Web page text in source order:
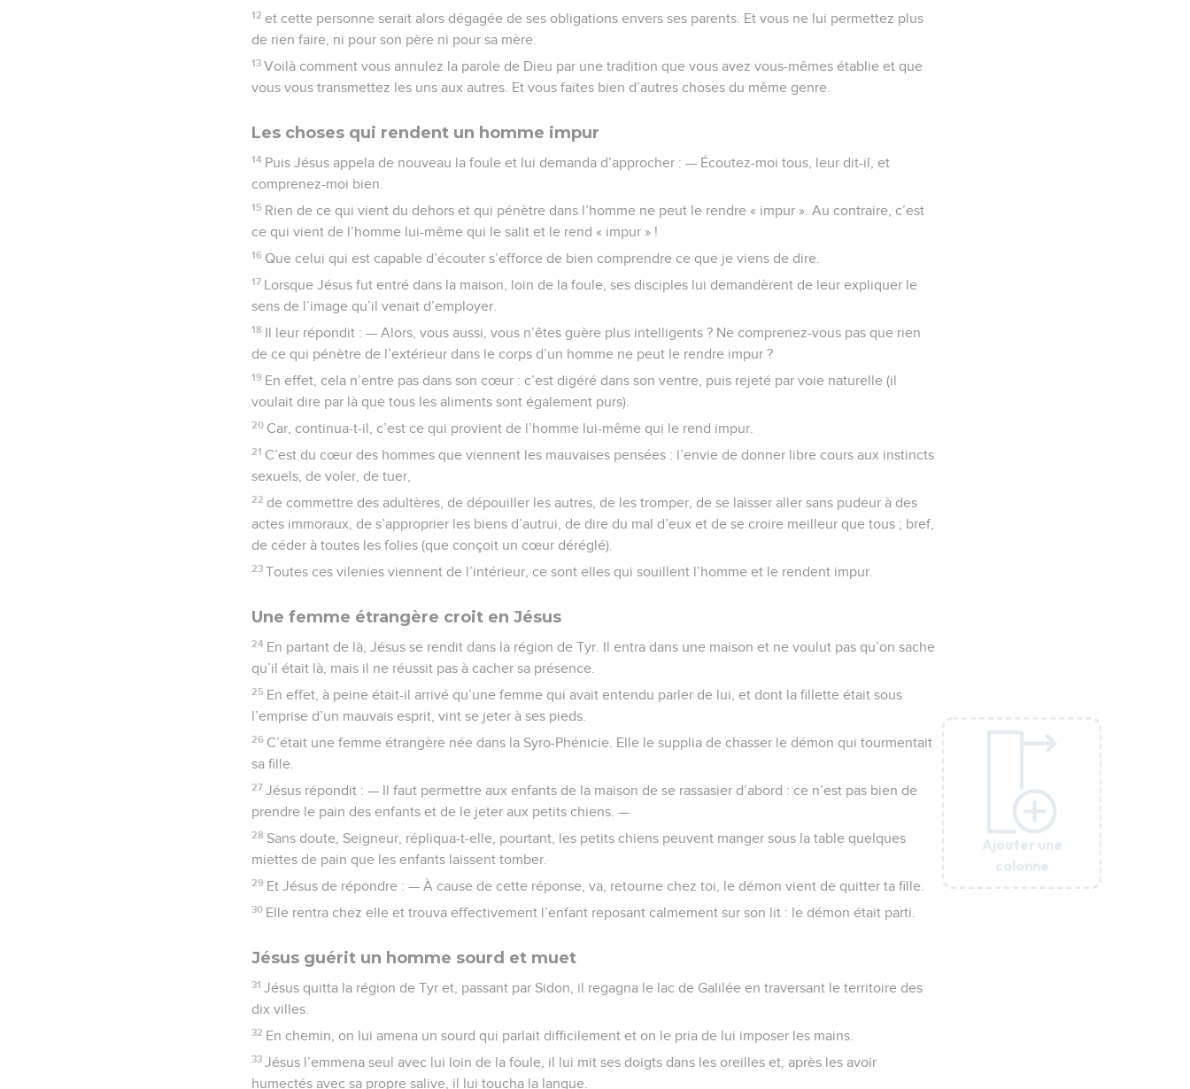
Ajouter une
colonne
12 et cette personne serait alors dégagée de ses obligations envers ses parents. Et vous ne lui permettez plus
de rien faire, ni pour son père ni pour sa mère.
13 Voilà comment vous annulez la parole de Dieu par une tradition que vous avez vous-mêmes établie et que
vous vous transmettez les uns aux autres. Et vous faites bien d’autres choses du même genre.
Les choses qui rendent un homme impur
14 Puis Jésus appela de nouveau la foule et lui demanda d’approcher : — Écoutez-moi tous, leur dit-il, et
comprenez-moi bien.
15 Rien de ce qui vient du dehors et qui pénètre dans l’homme ne peut le rendre « impur ». Au contraire, c’est
ce qui vient de l’homme lui-même qui le salit et le rend « impur » !
16 Que celui qui est capable d’écouter s’efforce de bien comprendre ce que je viens de dire.
17 Lorsque Jésus fut entré dans la maison, loin de la foule, ses disciples lui demandèrent de leur expliquer le
sens de l’image qu’il venait d’employer.
18 Il leur répondit : — Alors, vous aussi, vous n’êtes guère plus intelligents ? Ne comprenez-vous pas que rien
de ce qui pénètre de l’extérieur dans le corps d’un homme ne peut le rendre impur ?
19 En effet, cela n’entre pas dans son cœur : c’est digéré dans son ventre, puis rejeté par voie naturelle (il
voulait dire par là que tous les aliments sont également purs).
20 Car, continua-t-il, c’est ce qui provient de l’homme lui-même qui le rend impur.
21 C’est du cœur des hommes que viennent les mauvaises pensées : l’envie de donner libre cours aux instincts
sexuels, de voler, de tuer,
22 de commettre des adultères, de dépouiller les autres, de les tromper, de se laisser aller sans pudeur à des
actes immoraux, de s’approprier les biens d’autrui, de dire du mal d’eux et de se croire meilleur que tous ; bref,
de céder à toutes les folies (que conçoit un cœur déréglé).
23 Toutes ces vilenies viennent de l’intérieur, ce sont elles qui souillent l’homme et le rendent impur.
Une femme étrangère croit en Jésus
24 En partant de là, Jésus se rendit dans la région de Tyr. Il entra dans une maison et ne voulut pas qu’on sache
qu’il était là, mais il ne réussit pas à cacher sa présence.
25 En effet, à peine était-il arrivé qu’une femme qui avait entendu parler de lui, et dont la fillette était sous
l’emprise d’un mauvais esprit, vint se jeter à ses pieds.
26 C’était une femme étrangère née dans la Syro-Phénicie. Elle le supplia de chasser le démon qui tourmentait
sa fille.
27 Jésus répondit : — Il faut permettre aux enfants de la maison de se rassasier d’abord : ce n’est pas bien de
prendre le pain des enfants et de le jeter aux petits chiens. —
28 Sans doute, Seigneur, répliqua-t-elle, pourtant, les petits chiens peuvent manger sous la table quelques
miettes de pain que les enfants laissent tomber.
29 Et Jésus de répondre : — À cause de cette réponse, va, retourne chez toi, le démon vient de quitter ta fille.
30 Elle rentra chez elle et trouva effectivement l’enfant reposant calmement sur son lit : le démon était parti.
Jésus guérit un homme sourd et muet
31 Jésus quitta la région de Tyr et, passant par Sidon, il regagna le lac de Galilée en traversant le territoire des
dix villes.
32 En chemin, on lui amena un sourd qui parlait difficilement et on le pria de lui imposer les mains.
33 Jésus l’emmena seul avec lui loin de la foule, il lui mit ses doigts dans les oreilles et, après les avoir
humectés avec sa propre salive, il lui toucha la langue.
Ajouter une
colonne
Ajouter une
colonne
Ajouter une
colonne
Ajouter une
colonne